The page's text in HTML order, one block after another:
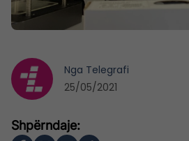
Nga Telegrafi
25/05/2021